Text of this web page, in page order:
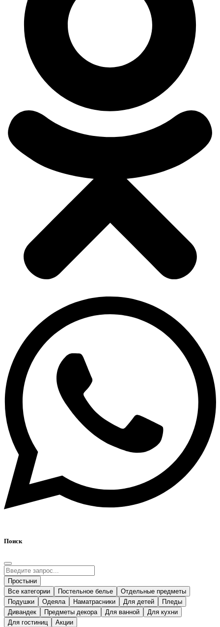
Поиск
Простыни
Все категории
Постельное белье
Отдельные предметы
Подушки
Одеяла Наматрасники Для детей
Пледы
Дивандек
Предметы декора Для ванной
Для кухни
Для гостиниц
Акции